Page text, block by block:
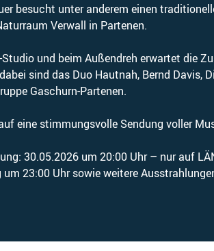
besucht unter anderem einen
Verwall in Partenen.
und beim Außendreh erwartet die
sind das Duo Hautnah, Bernd Davis,
Gaschurn-Partenen.
eine stimmungsvolle Sendung voller
30.05.2026 um 20:00 Uhr – nur auf
um 23:00 Uhr sowie weitere